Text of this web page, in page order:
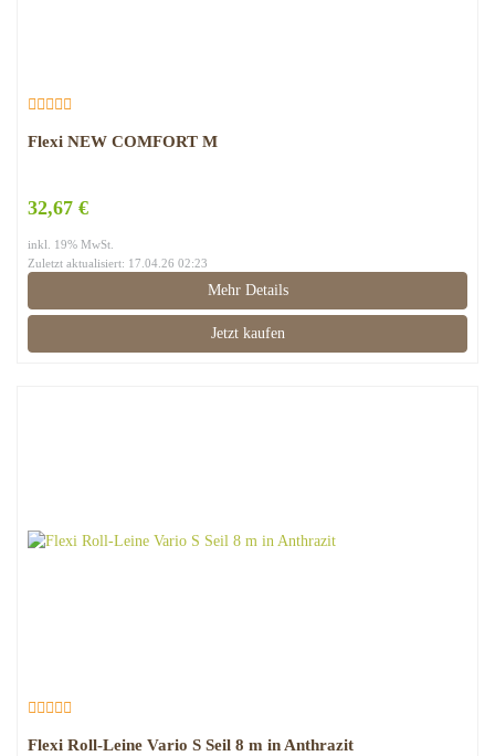
Flexi NEW COMFORT M
32,67 €
inkl. 19% MwSt.
Zuletzt aktualisiert: 17.04.26 02:23
Mehr Details
Jetzt kaufen
Flexi Roll-Leine Vario S Seil 8 m in Anthrazit